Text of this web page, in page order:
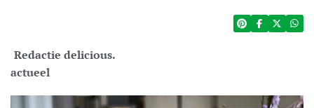
Redactie delicious.
actueel